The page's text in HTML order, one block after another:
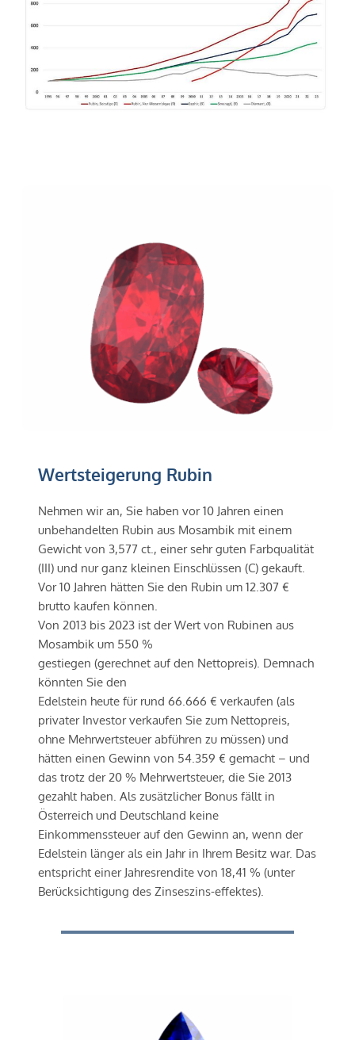
Wertsteigerung Rubin
Nehmen wir an, Sie haben vor 10 Jahren einen
unbehandelten Rubin aus Mosambik mit einem
Gewicht von 3,577 ct., einer sehr guten Farbqualität
(III) und nur ganz kleinen Einschlüssen (C) gekauft.
Vor 10 Jahren hätten Sie den Rubin um 12.307 €
brutto kaufen können.
Von 2013 bis 2023 ist der Wert von Rubinen aus
Mosambik um 550 %
gestiegen (gerechnet auf den Nettopreis). Demnach
könnten Sie den
Edelstein heute für rund 66.666 € verkaufen (als
privater Investor verkaufen Sie zum Nettopreis,
ohne Mehrwertsteuer abführen zu müssen) und
hätten einen Gewinn von 54.359 € gemacht – und
das trotz der 20 % Mehrwertsteuer, die Sie 2013
gezahlt haben. Als zusätzlicher Bonus fällt in
Österreich und Deutschland keine
Einkommenssteuer auf den Gewinn an, wenn der
Edelstein länger als ein Jahr in Ihrem Besitz war. Das
entspricht einer Jahresrendite von 18,41 % (unter
Berücksichtigung des Zinseszins-effektes).